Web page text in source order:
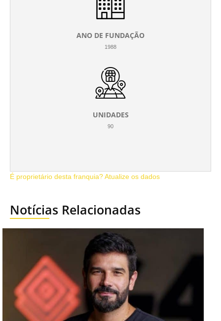
ANO DE FUNDAÇÃO
1988
UNIDADES
90
É proprietário desta franquia? Atualize os dados
Notícias Relacionadas